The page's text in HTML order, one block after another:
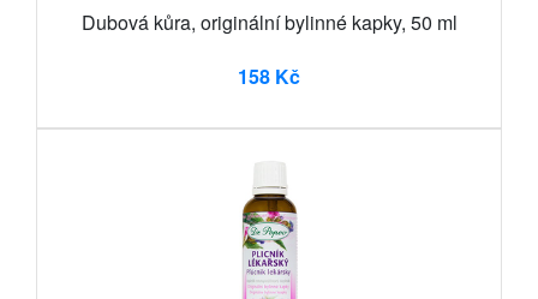
Dubová kůra, originální bylinné kapky, 50 ml
158 Kč